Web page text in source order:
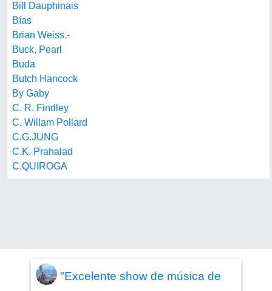
Bill Dauphinais
Bías
Brian Weiss.-
Buck, Pearl
Buda
Butch Hancock
By Gaby
C. R. Findley
C. Willam Pollard
C.G.JUNG
C.K. Prahalad
C.QUIROGA
"Excelente show de música de